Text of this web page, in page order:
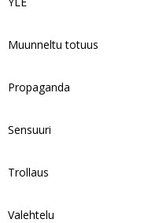
Muunneltu totuus
Propaganda
Sensuuri
Trollaus
Valehtelu